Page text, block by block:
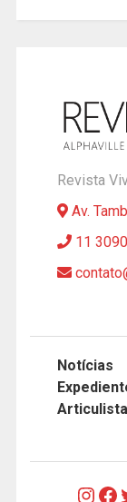
Revista
Av.
11
Notícias